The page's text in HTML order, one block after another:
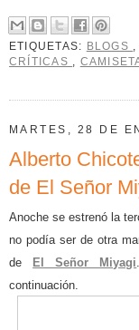
ETIQUETAS: BLOGS
CRÍTICAS
MARTES, 28 DE
Alberto
de El Señor
Anoche se estrenó la
no podía ser de otra
de
El Señor Miyagi
continuación.